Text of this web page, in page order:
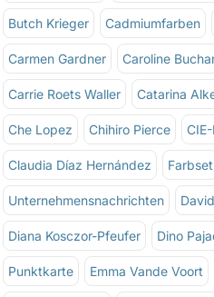
Butch Krieger Cadmiumfarben
Carmen Gardner Caroline
Carrie Roets Waller Catarina
Che Lopez Chihiro Pierce
Claudia Díaz Hernández Farbset
Unternehmensnachrichten
Diana Kosczor-Pfeufer Dino
Punktkarte Emma Vande Voort